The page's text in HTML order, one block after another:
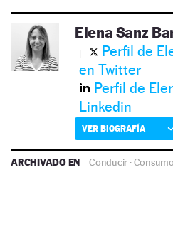
Elena Sanz
Perfil de
en Twitter
Perfil de
Linkedin
VER BIOGRAFÍA
ARCHIVADO EN Conducir ·Consumo